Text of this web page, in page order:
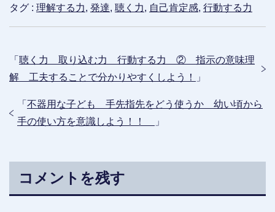
タグ : 理解する力, 発達, 聴く力, 自己肯定感, 行動する力
「 聴く力 取り込む力 行動する力 ② 指示の意味理
解 工夫することで分かりやすくしよう！
」
「 不器用な子ども 手先指先をどう使うか 幼い頃から
手の使い方を意識しよう！！
」
コメントを残す